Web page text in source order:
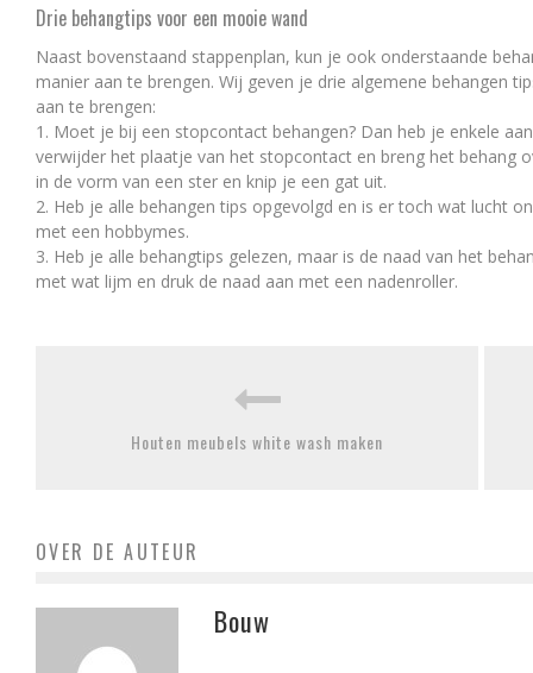
Drie behangtips voor een mooie wand
Naast bovenstaand stappenplan, kun je ook onderstaande
manier aan te brengen. Wij geven je drie algemene behangen
aan te brengen:
1. Moet je bij een stopcontact behangen? Dan heb je enkele
verwijder het plaatje van het stopcontact en breng het behang
in de vorm van een ster en knip je een gat uit.
2. Heb je alle behangen tips opgevolgd en is er toch wat lucht
met een hobbymes.
3. Heb je alle behangtips gelezen, maar is de naad van het
met wat lijm en druk de naad aan met een nadenroller.
Houten meubels white wash maken
OVER DE AUTEUR
Bouw